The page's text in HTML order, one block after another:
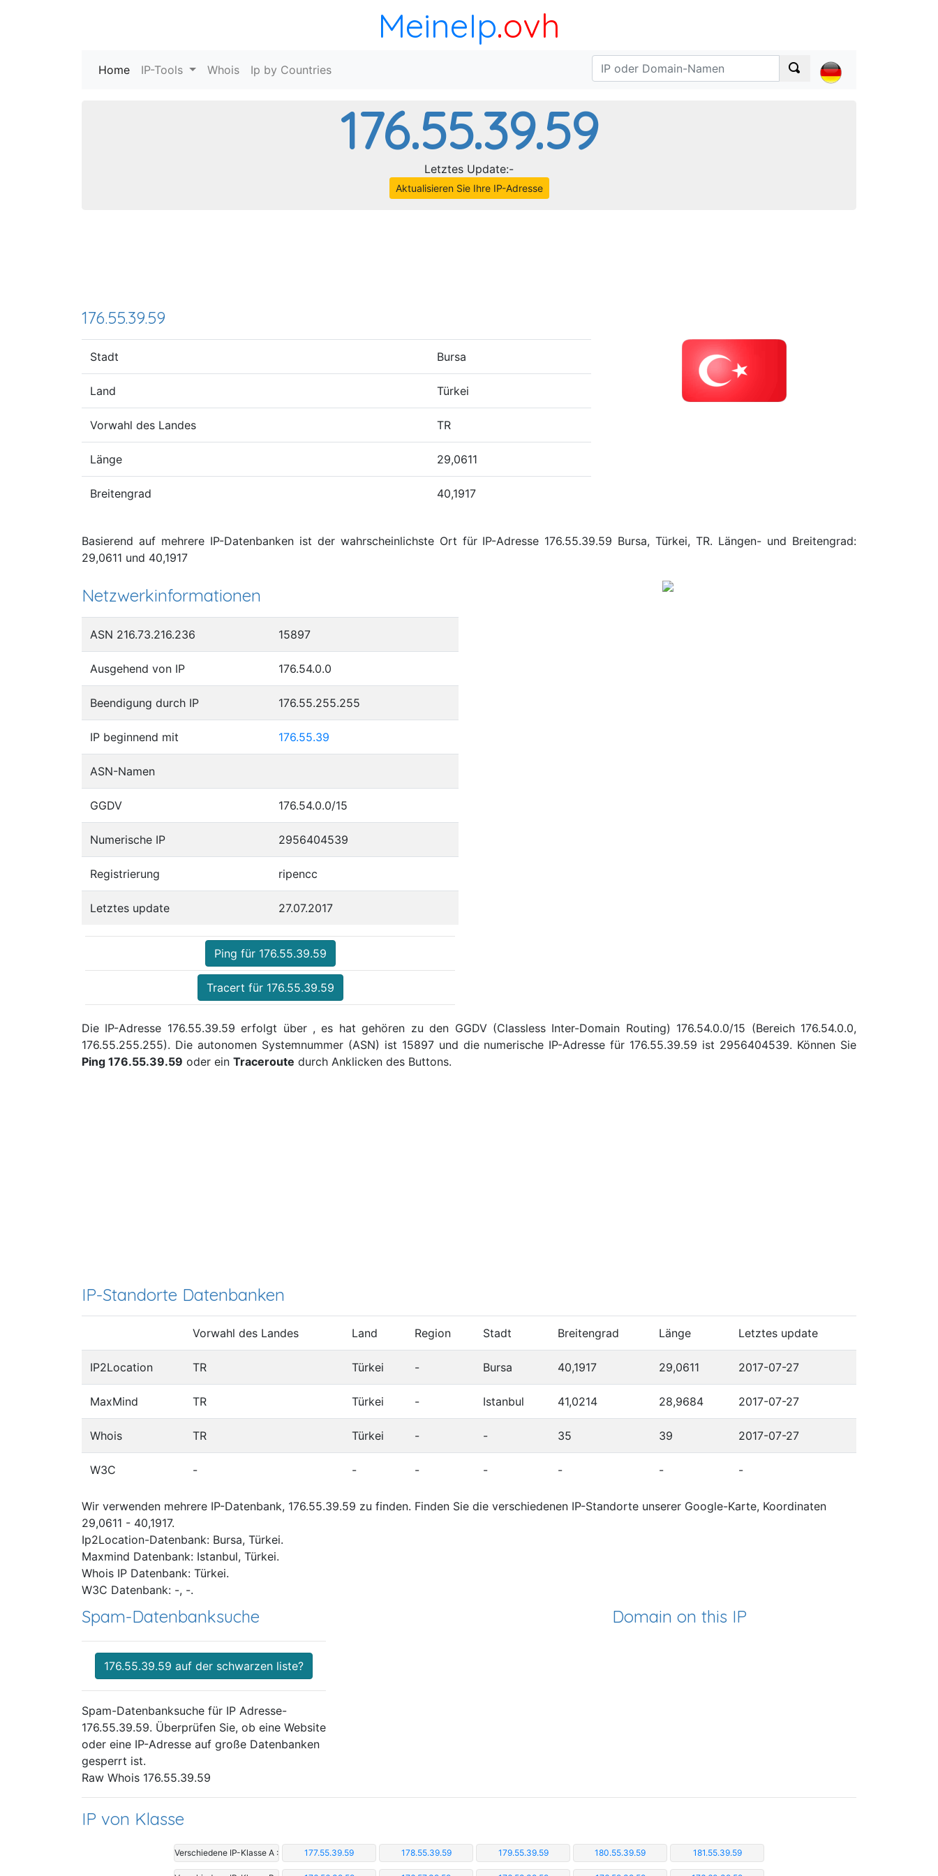
MeineIp.ovh
Home (current)
IP-Tools Whois Ip by Countries
176.55.39.59
Letztes Update:-
Aktualisieren Sie Ihre IP-Adresse
176.55.39.59
Stadt Bursa
Land Türkei
Vorwahl des Landes TR
Länge 29,0611
Breitengrad 40,1917
Basierend auf mehrere IP-Datenbanken ist der wahrscheinlichste Ort für IP-Adresse 176.55.39.59 Bursa, Türkei, TR. Längen- und Breitengrad:
29,0611 und 40,1917
Netzwerkinformationen
ASN 216.73.216.236 15897
Ausgehend von IP 176.54.0.0
Beendigung durch IP 176.55.255.255
IP beginnend mit 176.55.39
ASN-Namen
GGDV 176.54.0.0/15
Numerische IP 2956404539
Registrierung ripencc
Letztes update 27.07.2017
Ping für 176.55.39.59
Tracert für 176.55.39.59
Die IP-Adresse 176.55.39.59 erfolgt über , es hat gehören zu den GGDV (Classless Inter-Domain Routing) 176.54.0.0/15 (Bereich 176.54.0.0,
176.55.255.255). Die autonomen Systemnummer (ASN) ist 15897 und die numerische IP-Adresse für 176.55.39.59 ist 2956404539. Können Sie
Ping 176.55.39.59 oder ein Traceroute durch Anklicken des Buttons.
IP-Standorte Datenbanken
Vorwahl des Landes Land Region Stadt Breitengrad Länge Letztes update
IP2Location TR Türkei - Bursa 40,1917 29,0611 2017-07-27
MaxMind TR Türkei - Istanbul 41,0214 28,9684 2017-07-27
Whois TR Türkei - - 35 39 2017-07-27
W3C - - - - - - -
Wir verwenden mehrere IP-Datenbank, 176.55.39.59 zu finden. Finden Sie die verschiedenen IP-Standorte unserer Google-Karte, Koordinaten
29,0611 - 40,1917.
Ip2Location-Datenbank: Bursa, Türkei.
Maxmind Datenbank: Istanbul, Türkei.
Whois IP Datenbank: Türkei.
W3C Datenbank: -, -.
Spam-Datenbanksuche
176.55.39.59 auf der schwarzen liste?
Spam-Datenbanksuche für IP Adresse-
176.55.39.59. Überprüfen Sie, ob eine Website
oder eine IP-Adresse auf große Datenbanken
gesperrt ist.
Domain on this IP
Raw Whois 176.55.39.59
IP von Klasse
Verschiedene IP-Klasse A : 177.55.39.59 178.55.39.59 179.55.39.59 180.55.39.59 181.55.39.59